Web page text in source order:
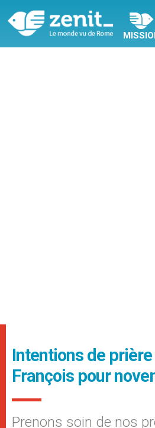
Intentions de
François pour
Prenons soin de nos